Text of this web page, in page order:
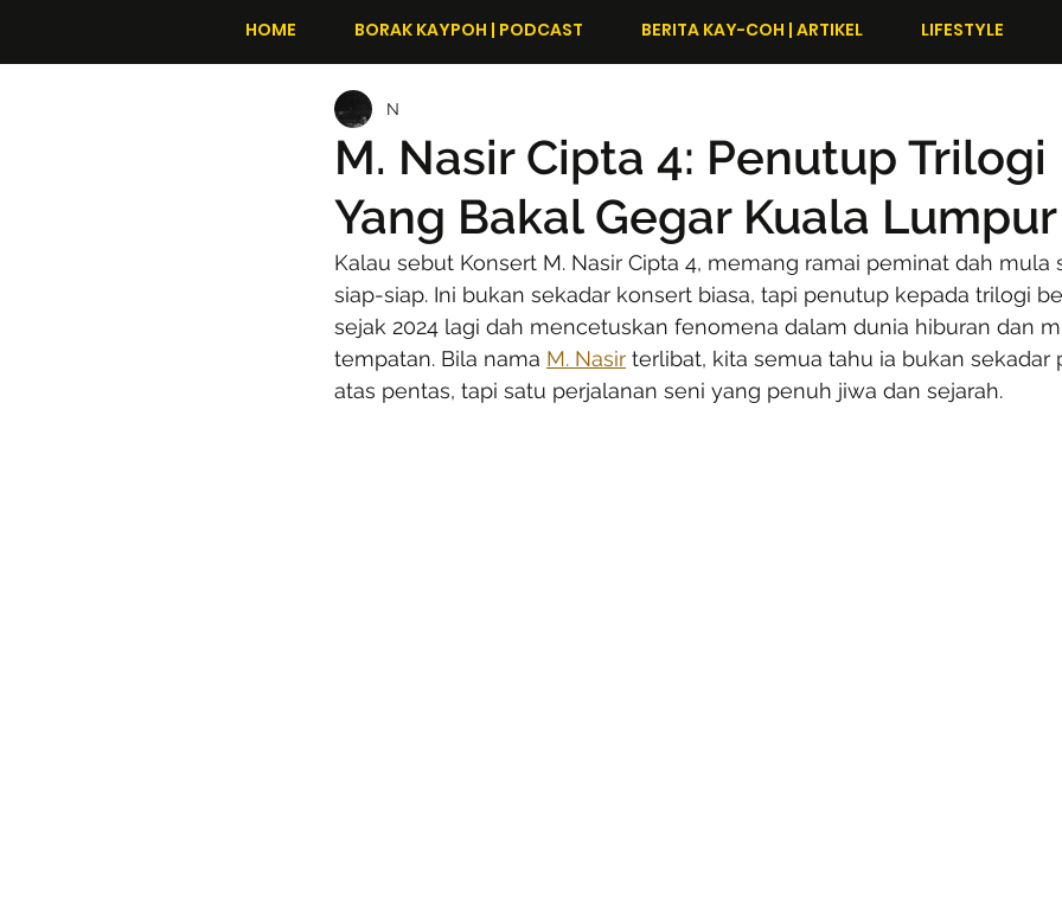
HOME BORAK KAYPOH | PODCAST BERITA KAY-COH | ARTIKEL LIFESTYLE
M. Nasir Cipta 4: Penutup Trilogi
Yang Bakal Gegar Kuala
N
Kalau sebut Konsert M. Nasir Cipta 4, memang ramai peminat dah mula
siap-siap. Ini bukan sekadar konsert biasa, tapi penutup kepada trilogi
sejak 2024 lagi dah mencetuskan fenomena dalam dunia hiburan dan
tempatan. Bila nama M. Nasir terlibat, kita semua tahu ia bukan sekadar
atas pentas, tapi satu perjalanan seni yang penuh jiwa dan sejarah.